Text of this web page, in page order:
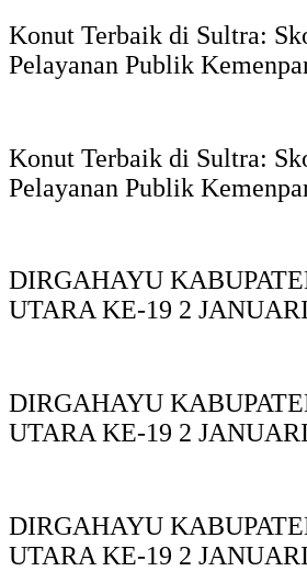
Konut Terbaik di Sultra:
Pelayanan Publik
Konut Terbaik di Sultra:
Pelayanan Publik
DIRGAHAYU
UTARA KE-19 2
DIRGAHAYU
UTARA KE-19 2
DIRGAHAYU
UTARA KE-19 2